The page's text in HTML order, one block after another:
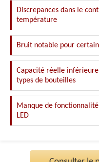
Discrepances dans le
température
Bruit notable pour
Capacité réelle
types de bouteilles
Manque de
LED